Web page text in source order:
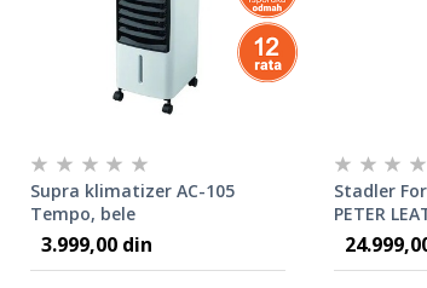
Supra klimatizer AC-105
Tempo, bele
3.999,00 din
Stadler
PETER